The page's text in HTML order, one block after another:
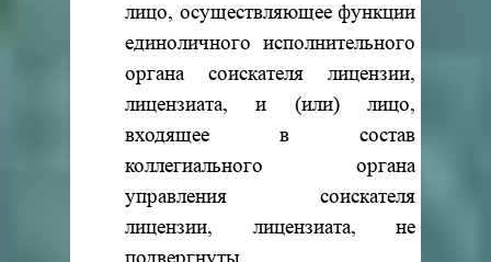
лицо, осуществляющее функции
единоличного исполнительного
органа соискателя лицензии,
лицензиата, и (или) лицо,
входящее в состав
коллегиального органа
управления соискателя
лицензии, лицензиата, не